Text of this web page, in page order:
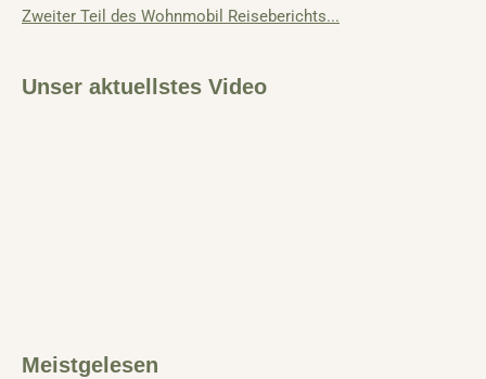
Zweiter Teil des Wohnmobil Reiseberichts...
Unser aktuellstes Video
Meistgelesen